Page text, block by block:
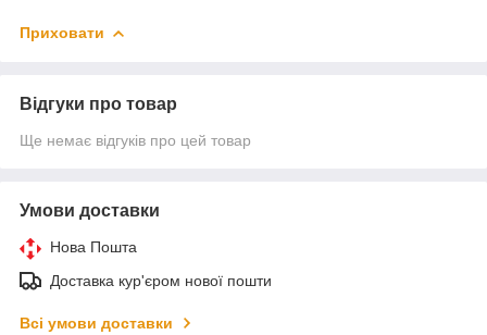
Приховати
Відгуки про товар
Ще немає відгуків про цей товар
Умови доставки
Нова Пошта
Доставка кур'єром нової пошти
Всі умови доставки